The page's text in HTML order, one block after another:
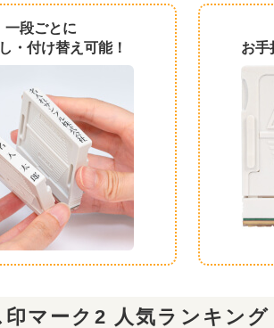
一段ごとに
・付け替え可能！
お手
マーク2 人気ランキング